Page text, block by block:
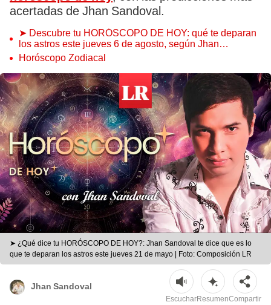
acertadas de Jhan Sandoval.
➤ Descubre tu HORÓSCOPO DE HOY: qué te deparan
los astros este jueves 6 de agosto, según Jhan
Sandoval
Horóscopo Zodiacal
➤ ¿Qué dice tu HORÓSCOPO DE HOY?: Jhan Sandoval te dice que es lo
que te deparan los astros este jueves 21 de mayo | Foto: Composición LR
Jhan Sandoval
EscucharResumenCompartir